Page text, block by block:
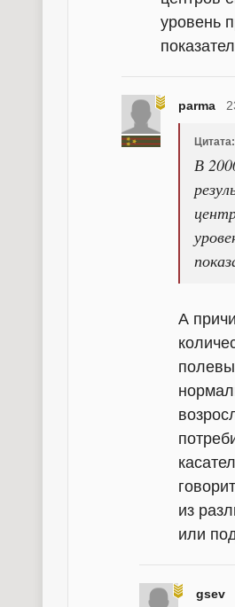
уровень
parma
В
А
из
или
gsev